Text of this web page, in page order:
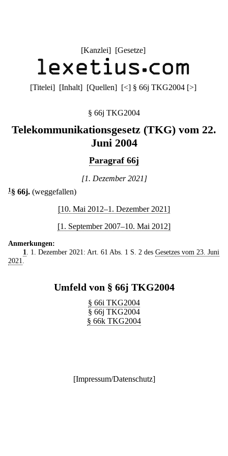
[Kanzlei] [Gesetze]
[Titelei] [Inhalt] [Quellen] [<] § 66j TKG2004 [>]
§ 66j TKG2004
Telekommunikationsgesetz (TKG) vom 22.
Juni 2004
Paragraf 66j
[1. Dezember 2021]
1 § 66j. (weggefallen)
[10. Mai 2012–1. Dezember 2021]
[1. September 2007–10. Mai 2012]
Anmerkungen:
1
. 1. Dezember 2021: Art. 61 Abs. 1 S. 2 des Gesetzes vom 23. Juni
2021
Umfeld von § 66j TKG2004
§ 66i TKG2004
§ 66j TKG2004
§ 66k TKG2004
[Impressum/Datenschutz]